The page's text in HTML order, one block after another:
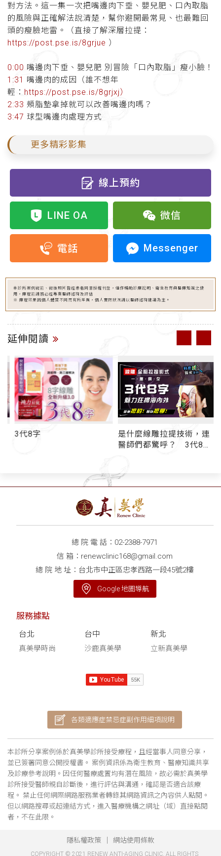
對方法。這一集一次把嘴邊肉下垂、嬰兒肥、口內取脂
的風險與正確解法說清楚，幫你避開最常見、也最難回
頭的瘦臉地雷。（直接了解深層拉提：
https://post.pse.is/8grjue ）
0:00 嘴邊肉下垂、嬰兒肥 別冒險「口內取脂」瘦小臉！
1:31 嘴邊肉的成因（誰不想年
輕： https://post.pse.is/8grjxj）
2:33 頰脂墊拿掉就可以改善嘴邊肉嗎？
3:47 球型嘴邊肉處理方式
更多精彩影集
線上預約
LINE OA 微信
電話 Messenger
本診所案例術前、術後照片皆經患者同意授權刊登，僅作輔助診療說明、衛生教育與醫療知識之使
用，療程前請務必經專業醫師諮詢及評估
※ 療程效果因個人體質不同而有所差異，個人實際狀況請以醫師諮詢建議為主。
延伸閱讀
3代8字
是什麼線雕拉提技術，連
醫師們都驚呼？ 3代8字
總 院 電 話： 02-2388-7971
信 箱： renewclinic168@gmail.com
總 院 地 址：台北市中正區忠孝西路一段45號2樓
Google 地圖導航
服務據點
台北
真美學時尚
台中
沙鹿真美學
新北
立新真美學
各類適應症禁忌症副作用細項說明
本診所分享案例係於真美學診所接受療程，且經當事人同意分享，
並已簽署同意公開授權書。 案例資訊係為衛生教育、醫療知識共享
及診療參考說明。因任何醫療處置均有潛在風險，故必需於真美學
診所接受醫師親自診斷後，進行評估與溝通，確認是否適合該療
程。 禁止任何網際網路服務業者轉錄其網路資訊之內容供人點閱。
但以網路搜尋或超連結方式，進入醫療機構之網址（域）直接點閱
者，不在此限。
隱私權政策 網站使用條款
COPYRIGHT © 2021 RENEW ANTI-AGING CLINIC. ALL RIGHTS